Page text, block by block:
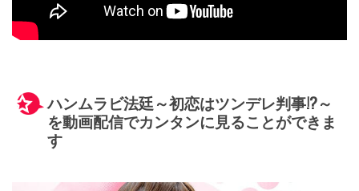
ハンムラビ法廷～初恋はツンデレ判事!?～
を動画配信でカンタンに見ることができま
す